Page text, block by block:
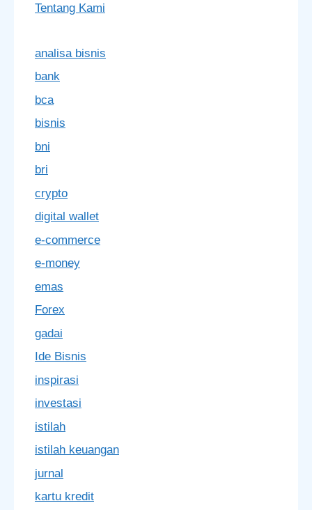
Tentang Kami
analisa bisnis
bank
bca
bisnis
bni
bri
crypto
digital wallet
e-commerce
e-money
emas
Forex
gadai
Ide Bisnis
inspirasi
investasi
istilah
istilah keuangan
jurnal
kartu kredit